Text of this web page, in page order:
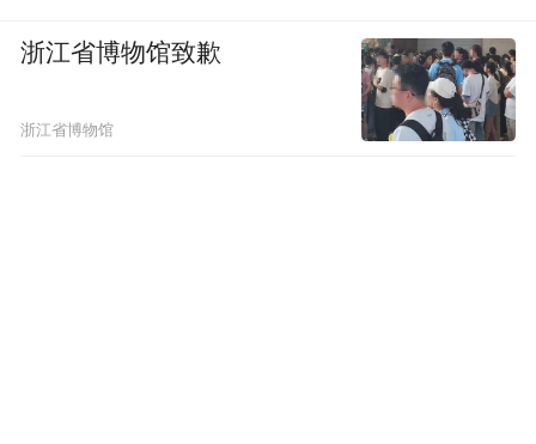
浙江省博物馆致歉
浙江省博物馆